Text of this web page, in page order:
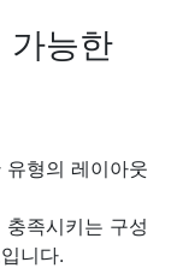
가능한
형의 레이아웃
족시키는 구성
니다.